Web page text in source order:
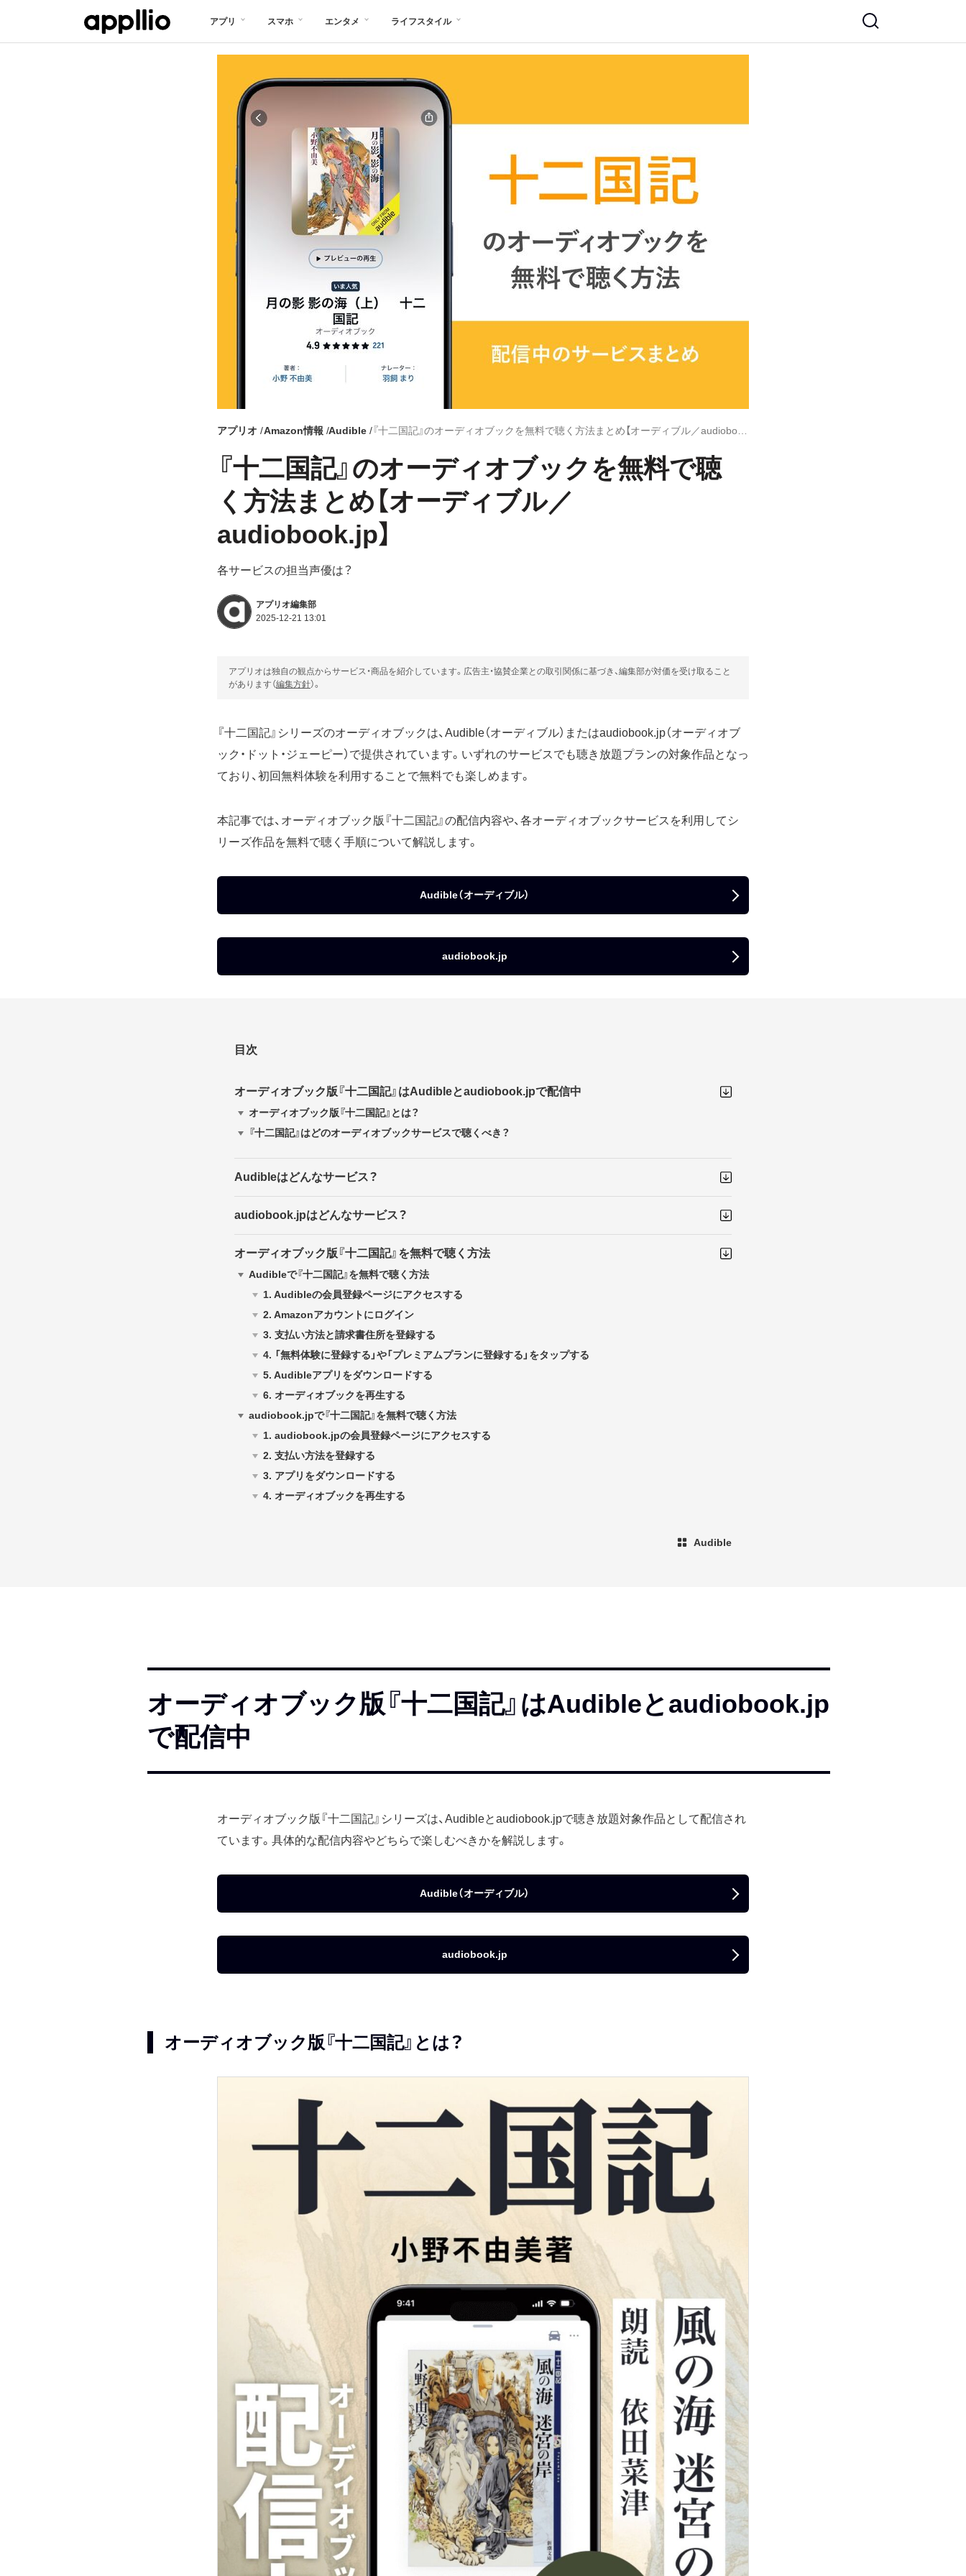
アプリ スマホ エンタメ ライフスタイル
アプリオ Amazon情報 Audible
『十二国記』のオーディオブックを無料で聴
く方法まとめ【オーディブル／
audiobook.jp】
各サービスの担当声優は？
アプリオ編集部
2025-12-21 13:01
アプリオは独自の観点からサービス・商品を紹介しています。広告主・協賛企業との取引関係に基づき、編集部が対価を受け取ること
があります（編集方針）。
『十二国記』シリーズのオーディオブックは、Audible（オーディブル）またはaudiobook.jp（オーディオブ
ック・ドット・ジェーピー）で提供されています。いずれのサービスでも聴き放題プランの対象作品となっ
ており、初回無料体験を利用することで無料でも楽しめます。
本記事では、オーディオブック版『十二国記』の配信内容や、各オーディオブックサービスを利用してシ
リーズ作品を無料で聴く手順について解説します。
Audible（オーディブル）
audiobook.jp
目次
オーディオブック版『十二国記』はAudibleとaudiobook.jpで配信中
オーディオブック版『十二国記』とは？
『十二国記』はどのオーディオブックサービスで聴くべき？
Audibleはどんなサービス？
audiobook.jpはどんなサービス？
オーディオブック版『十二国記』を無料で聴く方法
Audibleで『十二国記』を無料で聴く方法
1. Audibleの会員登録ページにアクセスする
2. Amazonアカウントにログイン
3. 支払い方法と請求書住所を登録する
4. 「無料体験に登録する」や「プレミアムプランに登録する」をタップする
5. Audibleアプリをダウンロードする
6. オーディオブックを再生する
audiobook.jpで『十二国記』を無料で聴く方法
1. audiobook.jpの会員登録ページにアクセスする
2. 支払い方法を登録する
3. アプリをダウンロードする
4. オーディオブックを再生する
Audible
オーディオブック版『十二国記』はAudibleとaudiobook.jp
で配信中
オーディオブック版『十二国記』シリーズは、Audibleとaudiobook.jpで聴き放題対象作品として配信され
ています。具体的な配信内容やどちらで楽しむべきかを解説します。
Audible（オーディブル）
audiobook.jp
オーディオブック版『十二国記』とは？